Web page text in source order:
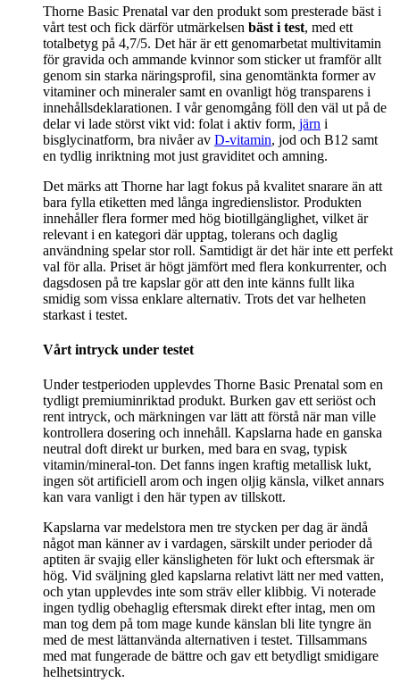
Thorne Basic Prenatal var den produkt som presterade bäst i
vårt test och fick därför utmärkelsen bäst i test, med ett
totalbetyg på 4,7/5. Det här är ett genomarbetat multivitamin
för gravida och ammande kvinnor som sticker ut framför allt
genom sin starka näringsprofil, sina genomtänkta former av
vitaminer och mineraler samt en ovanligt hög transparens i
innehållsdeklarationen. I vår genomgång föll den väl ut på de
delar vi lade störst vikt vid: folat i aktiv form, järn i
bisglycinatform, bra nivåer av D-vitamin, jod och B12 samt
en tydlig inriktning mot just graviditet och amning.
Det märks att Thorne har lagt fokus på kvalitet snarare än att
bara fylla etiketten med långa ingredienslistor. Produkten
innehåller flera former med hög biotillgänglighet, vilket är
relevant i en kategori där upptag, tolerans och daglig
användning spelar stor roll. Samtidigt är det här inte ett perfekt
val för alla. Priset är högt jämfört med flera konkurrenter, och
dagsdosen på tre kapslar gör att den inte känns fullt lika
smidig som vissa enklare alternativ. Trots det var helheten
starkast i testet.
Vårt intryck under testet
Under testperioden upplevdes Thorne Basic Prenatal som en
tydligt premiuminriktad produkt. Burken gav ett seriöst och
rent intryck, och märkningen var lätt att förstå när man ville
kontrollera dosering och innehåll. Kapslarna hade en ganska
neutral doft direkt ur burken, med bara en svag, typisk
vitamin/mineral-ton. Det fanns ingen kraftig metallisk lukt,
ingen söt artificiell arom och ingen oljig känsla, vilket annars
kan vara vanligt i den här typen av tillskott.
Kapslarna var medelstora men tre stycken per dag är ändå
något man känner av i vardagen, särskilt under perioder då
aptiten är svajig eller känsligheten för lukt och eftersmak är
hög. Vid sväljning gled kapslarna relativt lätt ner med vatten,
och ytan upplevdes inte som sträv eller klibbig. Vi noterade
ingen tydlig obehaglig eftersmak direkt efter intag, men om
man tog dem på tom mage kunde känslan bli lite tyngre än
med de mest lättanvända alternativen i testet. Tillsammans
med mat fungerade de bättre och gav ett betydligt smidigare
helhetsintryck.